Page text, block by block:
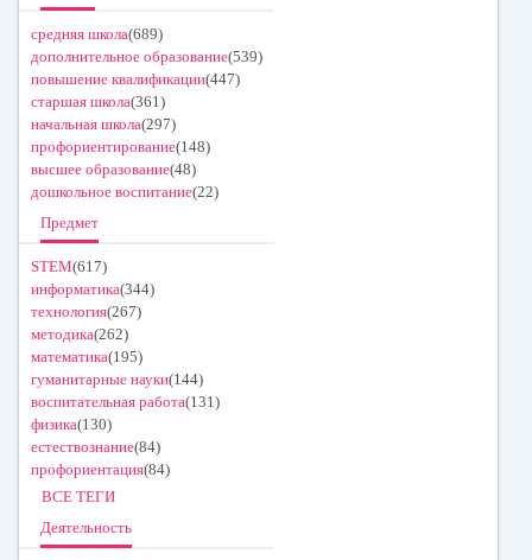
средняя школа(689)
дополнительное образование(539)
повышение квалификации(447)
старшая школа(361)
начальная школа(297)
профориентирование(148)
высшее образование(48)
дошкольное воспитание(22)
Предмет
STEM(617)
информатика(344)
технология(267)
методика(262)
математика(195)
гуманитарные науки(144)
воспитательная работа(131)
физика(130)
естествознание(84)
профориентация(84)
ВСЕ ТЕГИ
Деятельность